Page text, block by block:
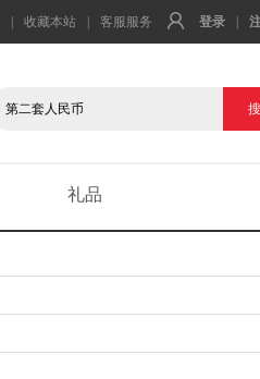
收藏本站 客服服务 登录
礼品